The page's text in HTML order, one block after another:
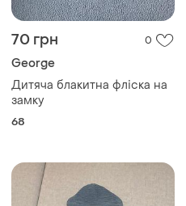
70 грн 0
George
Дитяча блакитна фліска на
замку
68